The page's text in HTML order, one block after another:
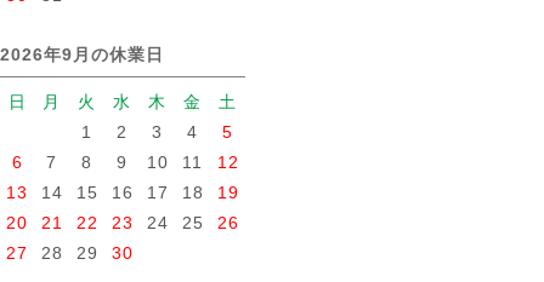
2026年9月の休業日
日 月 火 水 木 金
土
1
2 3 4
5
6
7 8 9 10 11
12
13
14 15 16 17 18
19
20
21 22 23 24 25
26
27
28 29 30